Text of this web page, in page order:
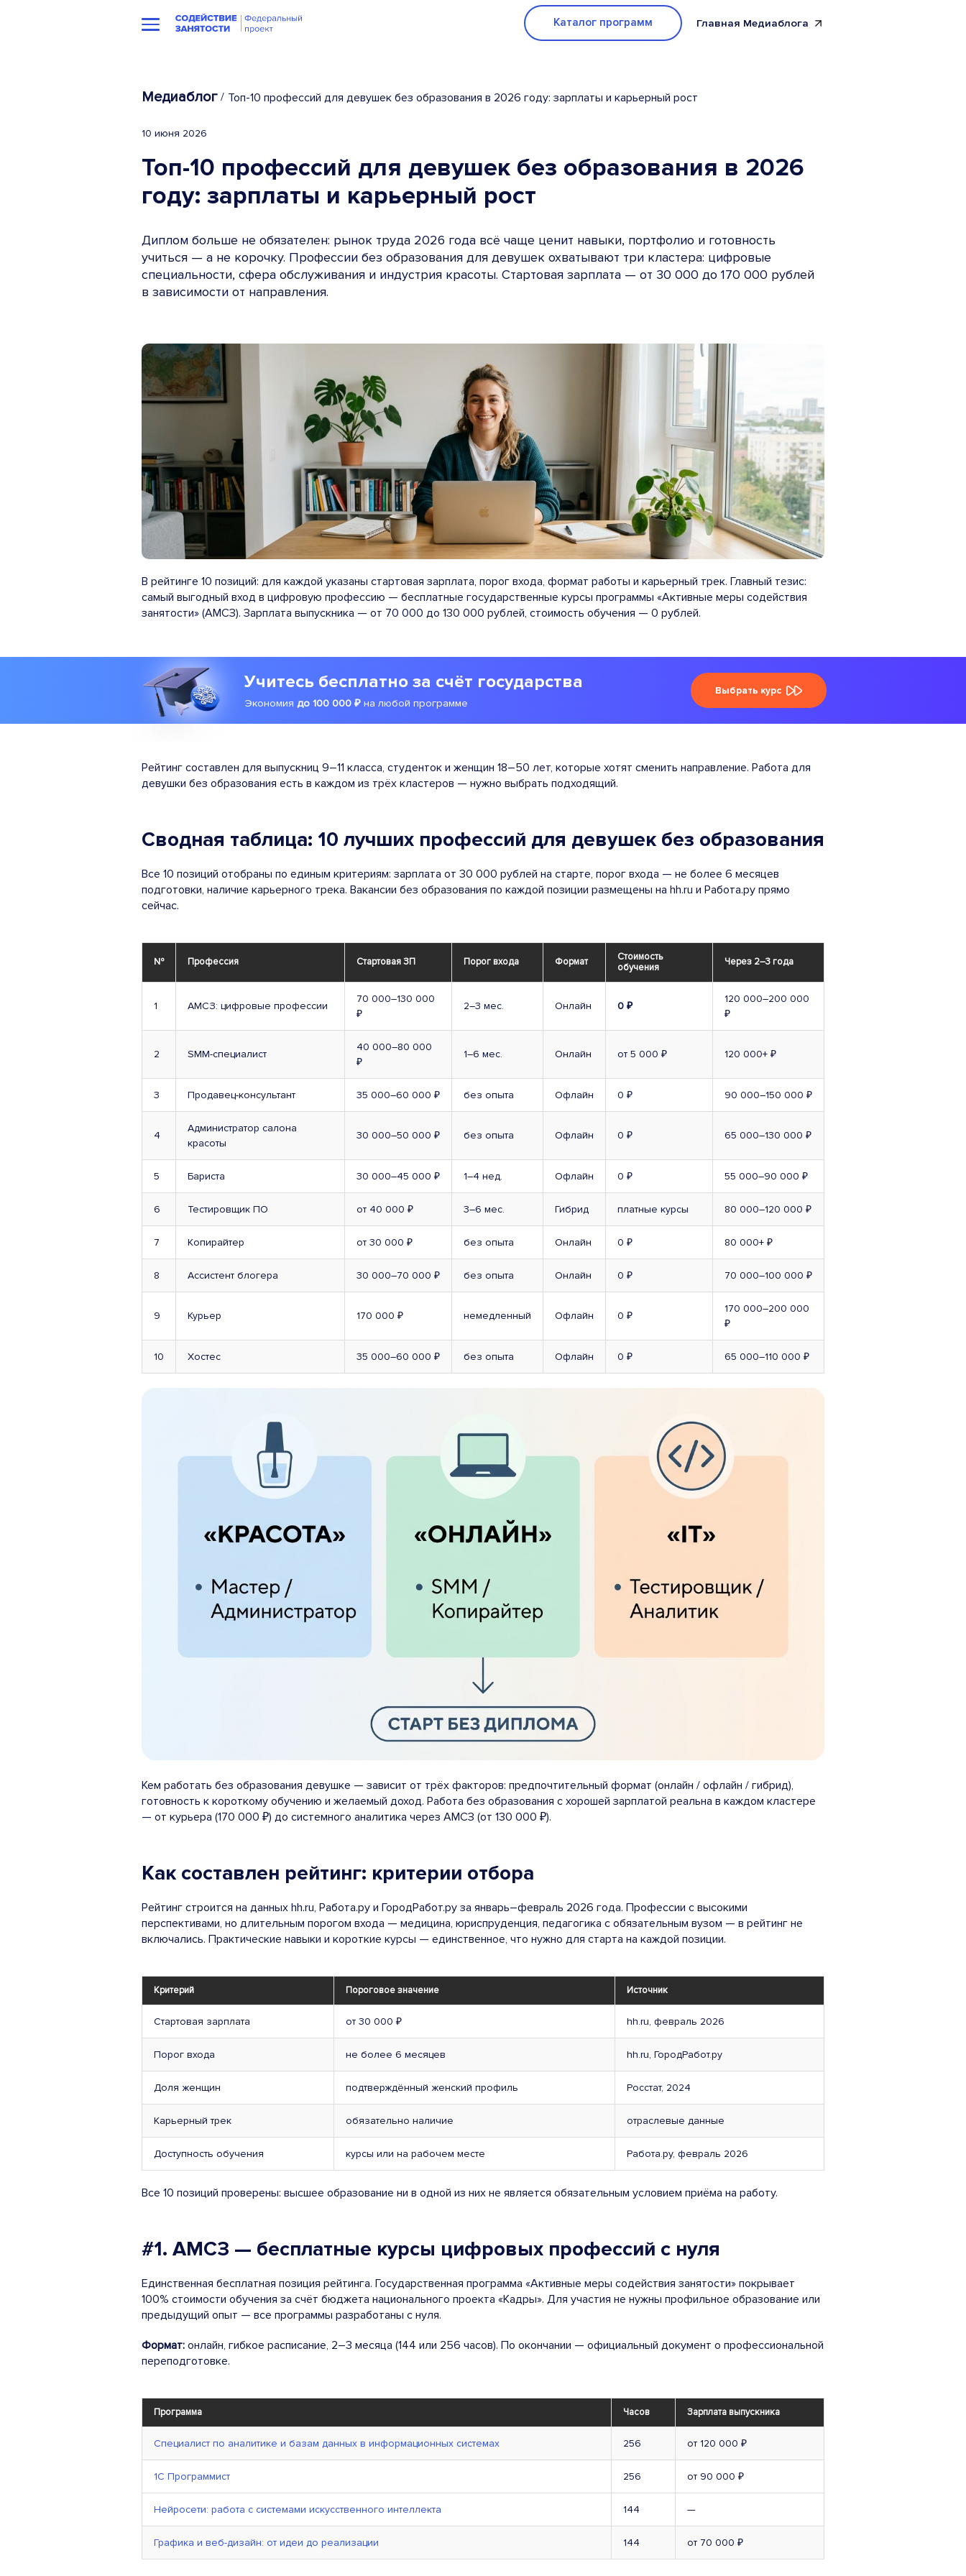
Каталог программ Главная Медиаблога
Медиаблог / Топ-10 профессий для девушек без образования в 2026 году: зарплаты и карьерный рост
10 июня 2026
Топ-10 профессий для девушек без образования в 2026
году: зарплаты и карьерный рост
Диплом больше не обязателен: рынок труда 2026 года всё чаще ценит навыки, портфолио и готовность
учиться — а не корочку. Профессии без образования для девушек охватывают три кластера: цифровые
специальности, сфера обслуживания и индустрия красоты. Стартовая зарплата — от 30 000 до 170 000 рублей
в зависимости от направления.
В рейтинге 10 позиций: для каждой указаны стартовая зарплата, порог входа, формат работы и карьерный трек. Главный тезис:
самый выгодный вход в цифровую профессию — бесплатные государственные курсы программы «Активные меры содействия
занятости» (АМСЗ). Зарплата выпускника — от 70 000 до 130 000 рублей, стоимость обучения — 0 рублей.
Учитесь бесплатно за счёт государства
Экономиядо 100 000 ₽ на любой программе
Выбрать курс
Рейтинг составлен для выпускниц 9–11 класса, студенток и женщин 18–50 лет, которые хотят сменить направление. Работа для
девушки без образования есть в каждом из трёх кластеров — нужно выбрать подходящий.
Сводная таблица: 10 лучших профессий для девушек без образования
Все 10 позиций отобраны по единым критериям: зарплата от 30 000 рублей на старте, порог входа — не более 6 месяцев
подготовки, наличие карьерного трека. Вакансии без образования по каждой позиции размещены на hh.ru и Работа.ру прямо
сейчас.
№ Профессия Стартовая ЗП Порог входа Формат
Стоимость
обучения
Через 2–3 года
1 АМСЗ: цифровые профессии
70 000–130 000
₽
2–3 мес. Онлайн 0 ₽
120 000–200 000
₽
2 SMM-специалист
40 000–80 000
₽
1–6 мес. Онлайн от 5 000 ₽ 120 000+ ₽
3 Продавец-консультант 35 000–60 000 ₽ без опыта Офлайн 0 ₽ 90 000–150 000 ₽
4
Администратор салона
красоты
30 000–50 000 ₽ без опыта Офлайн 0 ₽ 65 000–130 000 ₽
5 Бариста 30 000–45 000 ₽ 1–4 нед. Офлайн 0 ₽ 55 000–90 000 ₽
6 Тестировщик ПО от 40 000 ₽ 3–6 мес. Гибрид платные курсы 80 000–120 000 ₽
7 Копирайтер от 30 000 ₽ без опыта Онлайн 0 ₽ 80 000+ ₽
8 Ассистент блогера 30 000–70 000 ₽ без опыта Онлайн 0 ₽ 70 000–100 000 ₽
9 Курьер 170 000 ₽ немедленный Офлайн 0 ₽
170 000–200 000
₽
10 Хостес 35 000–60 000 ₽ без опыта Офлайн 0 ₽ 65 000–110 000 ₽
Кем работать без образования девушке — зависит от трёх факторов: предпочтительный формат (онлайн / офлайн / гибрид),
готовность к короткому обучению и желаемый доход. Работа без образования с хорошей зарплатой реальна в каждом кластере
— от курьера (170 000 ₽) до системного аналитика через АМСЗ (от 130 000 ₽).
Как составлен рейтинг: критерии отбора
Рейтинг строится на данных hh.ru, Работа.ру и ГородРабот.ру за январь–февраль 2026 года. Профессии с высокими
перспективами, но длительным порогом входа — медицина, юриспруденция, педагогика с обязательным вузом — в рейтинг не
включались. Практические навыки и короткие курсы — единственное, что нужно для старта на каждой позиции.
Критерий Пороговое значение Источник
Стартовая зарплата от 30 000 ₽ hh.ru, февраль 2026
Порог входа не более 6 месяцев hh.ru, ГородРабот.ру
Доля женщин подтверждённый женский профиль Росстат, 2024
Карьерный трек обязательно наличие отраслевые данные
Доступность обучения курсы или на рабочем месте Работа.ру, февраль 2026
Все 10 позиций проверены: высшее образование ни в одной из них не является обязательным условием приёма на работу.
#1. АМСЗ — бесплатные курсы цифровых профессий с нуля
Единственная бесплатная позиция рейтинга. Государственная программа «Активные меры содействия занятости» покрывает
100% стоимости обучения за счёт бюджета национального проекта «Кадры». Для участия не нужны профильное образование или
предыдущий опыт — все программы разработаны с нуля.
Формат: онлайн, гибкое расписание, 2–3 месяца (144 или 256 часов). По окончании — официальный документ о профессиональной
переподготовке.
Программа Часов Зарплата выпускника
Специалист по аналитике и базам данных в информационных системах 256 от 120 000 ₽
1С Программист 256 от 90 000 ₽
Нейросети: работа с системами искусственного интеллекта 144 —
Графика и веб-дизайн: от идеи до реализации 144 от 70 000 ₽